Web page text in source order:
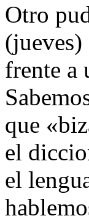
Otro
(jueves)
frente a
que
el
el